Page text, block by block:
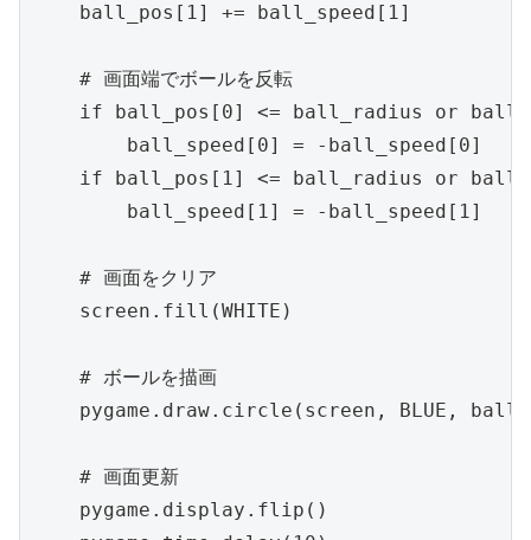
    ball_pos[1] += ball_speed[1]
    # 画面端でボールを反転
if ball_pos[0] <= ball_radius or
        ball_speed[0] = -ball_speed[0]
if ball_pos[1] <= ball_radius or
        ball_speed[1] = -ball_speed[1]
    # 画面をクリア
    screen.fill(WHITE)
    # ボールを描画
pygame.draw.circle(screen, BLUE,
    # 画面更新
    pygame.display.flip()